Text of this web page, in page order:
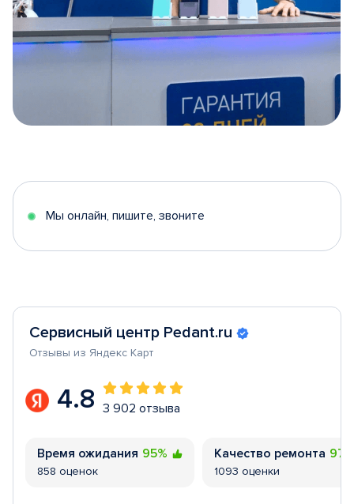
5
Мы онлайн, пишите, звоните
Сервисный центр Pedant.ru
Отзывы из Яндекс Карт
4.8 3 902 отзыва
Время ожидания 95%
858 оценок
Качество ремонта
1093 оценки